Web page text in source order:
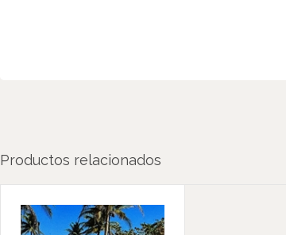
Productos relacionados